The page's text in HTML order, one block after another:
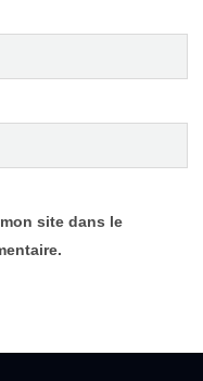
site dans le